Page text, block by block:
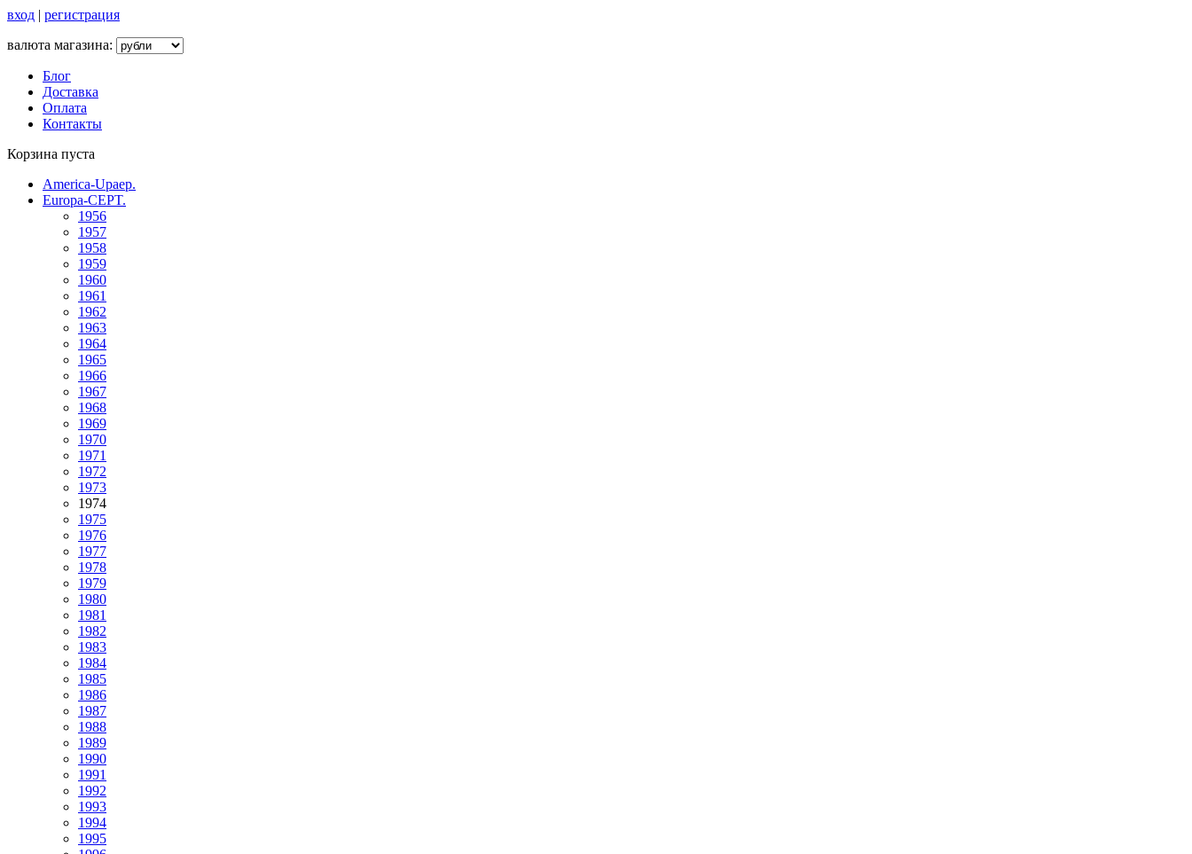
вход | регистрация
валюта магазина:
Блог
Доставка
Оплата
Контакты
Корзина пуста
America-Upaep.
Europa-CEPT.
1956
1957
1958
1959
1960
1961
1962
1963
1964
1965
1966
1967
1968
1969
1970
1971
1972
1973
1974
1975
1976
1977
1978
1979
1980
1981
1982
1983
1984
1985
1986
1987
1988
1989
1990
1991
1992
1993
1994
1995